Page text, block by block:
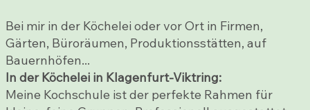
Bei mir in der Köchelei oder vor Ort in Firmen,
Gärten, Büroräumen, Produktionsstätten, auf
Bauernhöfen...
In der Köchelei in Klagenfurt-Viktring:
Meine Kochschule ist der perfekte Rahmen für